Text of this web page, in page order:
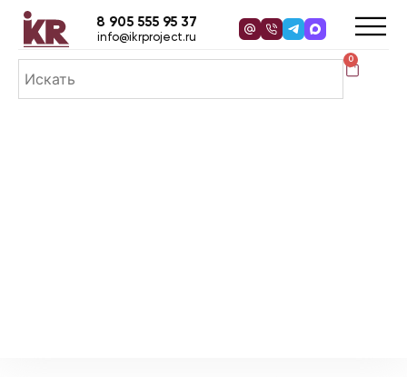
0
8 905 555 95 37
info@ikrproject.ru